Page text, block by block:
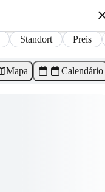
Standort Preis
Mapa Calendário